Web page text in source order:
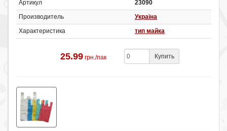
Артикул
23090
Производитель
Україна
Характеристика
тип майка
25.99 грн./пак Купить